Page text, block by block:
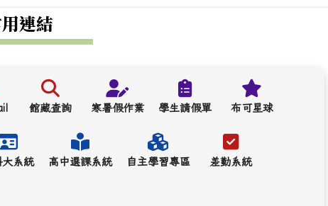
連結
館藏查詢 寒暑假作業 學生請假單 布可星球
大系統 高中選課系統 自主學習專區 差勤系統